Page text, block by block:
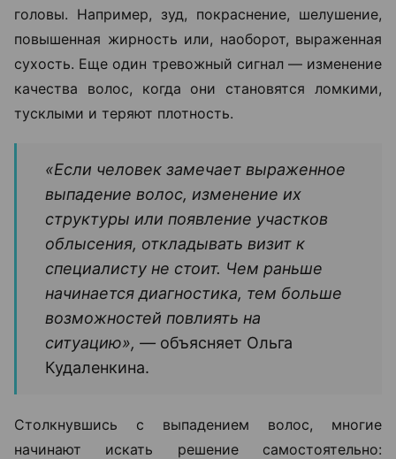
головы. Например, зуд, покраснение, шелушение,
повышенная жирность или, наоборот, выраженная
сухость. Еще один тревожный сигнал — изменение
качества волос, когда они становятся ломкими,
тусклыми и теряют плотность.
«Если человек замечает выраженное
выпадение волос, изменение их
структуры или появление участков
облысения, откладывать визит к
специалисту не стоит. Чем раньше
начинается диагностика, тем больше
возможностей повлиять на
ситуацию», — объясняет Ольга
Кудаленкина.
Столкнувшись с выпадением волос, многие
начинают искать решение самостоятельно: